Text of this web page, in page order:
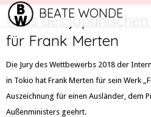
BEATE WONDE
Preis des
für Frank Merten
Die Jury des Wettbewerbs 2018 der
in Tokio hat Frank Merten für sein Werk
Auszeichnung für einen Ausländer, dem
Außenministers geehrt.